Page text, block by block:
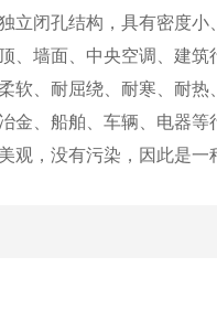
立闭孔结构，具有密度
墙面、中央空调、建筑
、耐屈绕、耐寒、耐
金、船舶、车辆、电器
，没有污染，因此是一